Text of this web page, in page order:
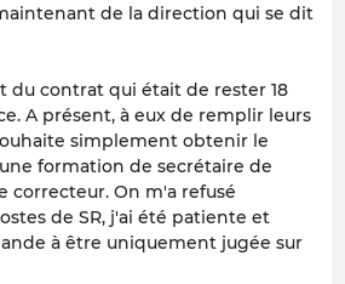
de la direction qui se dit
du contrat qui était de rester 18
A présent, à eux de remplir leurs
simplement obtenir le
formation de secrétaire de
correcteur. On m'a refusé
de SR, j'ai été patiente et
à être uniquement jugée sur